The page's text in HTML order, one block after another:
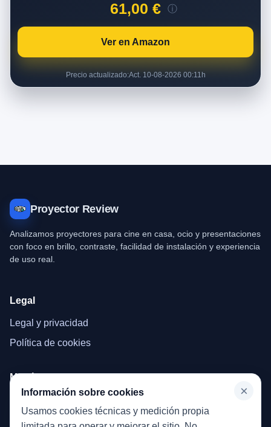
61,00 € ⓘ
Ver en Amazon
Precio actualizado:Act. 10-08-2026 00:11h
Proyector Review
Analizamos proyectores para cine en casa, ocio y presentaciones
con foco en brillo, contraste, facilidad de instalación y experiencia
de uso real.
Legal
Legal y privacidad
Política de cookies
Menú
×
Información sobre cookies
Usamos cookies técnicas y medición propia